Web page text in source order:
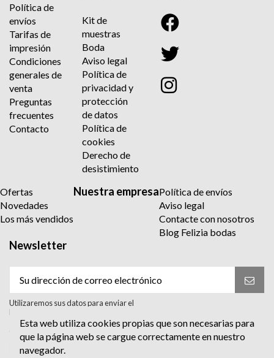
Política de
envíos
Tarifas de
impresión
Condiciones
generales de
venta
Preguntas
frecuentes
Contacto
Kit de
muestras
Boda
Aviso legal
Política de
privacidad y
protección
de datos
Política de
cookies
Derecho de
desistimiento
Ofertas
Novedades
Los más vendidos
Nuestra empresaPolítica de envíos
Aviso legal
Contacte con nosotros
Blog Felizia bodas
Newsletter
Utilizaremos sus datos para enviar el
boletín informativo. Para más información
sobre el tratamiento y sus derechos,
consulte la política de privacidad.
Acepto el tratamiento para enviar el
Esta web utiliza cookies propias que son necesarias para
que la página web se cargue correctamente en nuestro
navegador.